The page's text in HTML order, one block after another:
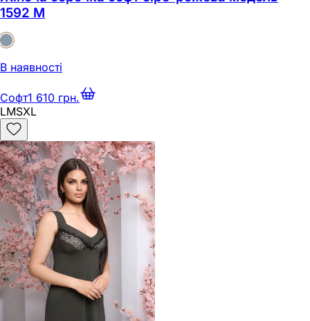
1592 M
В наявності
Софт1 610 грн.
LMSXL